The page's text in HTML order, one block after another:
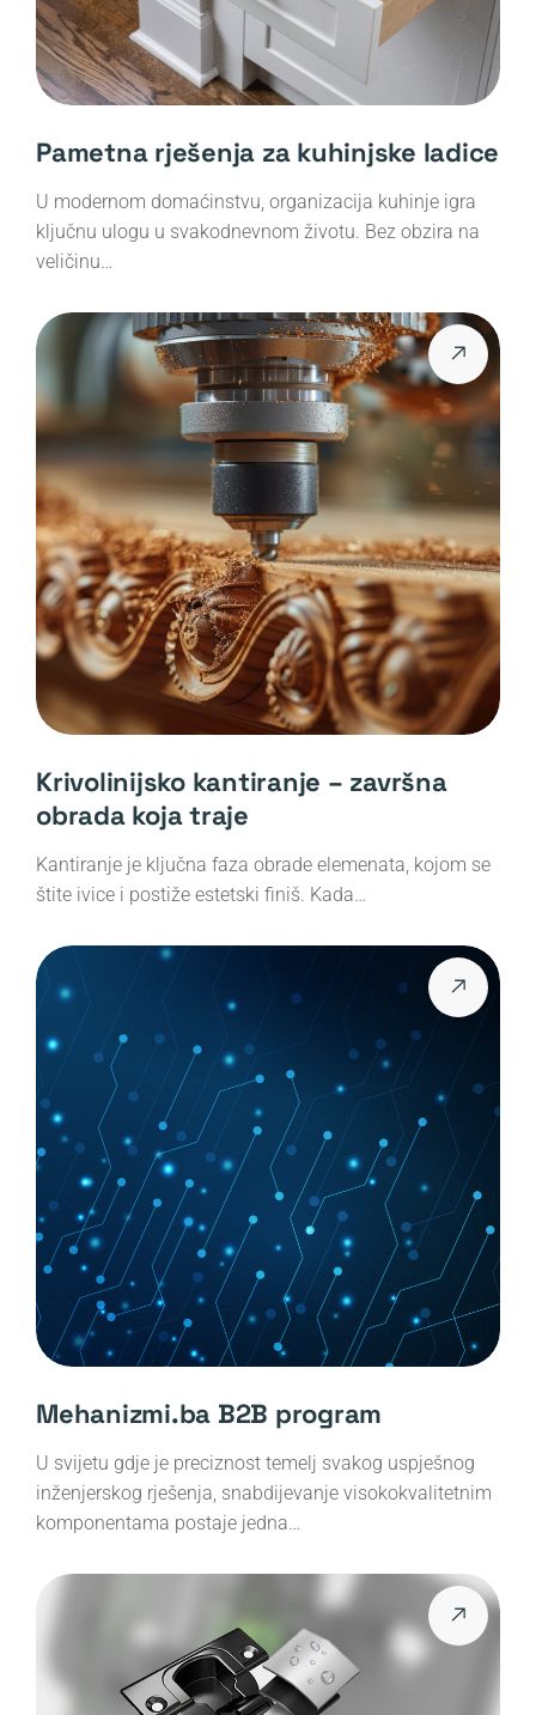
Pametna rješenja za kuhinjske ladice
U modernom domaćinstvu, organizacija kuhinje igra
ključnu ulogu u svakodnevnom životu. Bez obzira na
veličinu…
Krivolinijsko kantiranje – završna
obrada koja traje
Kantiranje je ključna faza obrade elemenata, kojom se
štite ivice i postiže estetski finiš. Kada…
Mehanizmi.ba B2B program
U svijetu gdje je preciznost temelj svakog uspješnog
inženjerskog rješenja, snabdijevanje visokokvalitetnim
komponentama postaje jedna…